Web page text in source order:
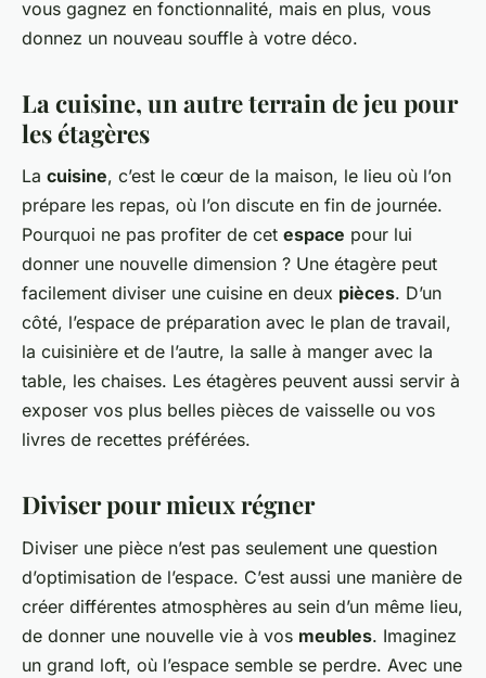
vous gagnez en fonctionnalité, mais en plus, vous
donnez un nouveau souffle à votre déco.
La cuisine, un autre terrain de jeu pour
les étagères
La cuisine, c’est le cœur de la maison, le lieu où l’on
prépare les repas, où l’on discute en fin de journée.
Pourquoi ne pas profiter de cet espace pour lui
donner une nouvelle dimension ? Une étagère peut
facilement diviser une cuisine en deux pièces. D’un
côté, l’espace de préparation avec le plan de travail,
la cuisinière et de l’autre, la salle à manger avec la
table, les chaises. Les étagères peuvent aussi servir à
exposer vos plus belles pièces de vaisselle ou vos
livres de recettes préférées.
Diviser pour mieux régner
Diviser une pièce n’est pas seulement une question
d’optimisation de l’espace. C’est aussi une manière de
créer différentes atmosphères au sein d’un même lieu,
de donner une nouvelle vie à vos meubles. Imaginez
un grand loft, où l’espace semble se perdre. Avec une